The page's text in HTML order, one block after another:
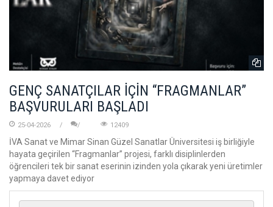
GENÇ SANATÇILAR İÇİN “FRAGMANLAR”
BAŞVURULARI BAŞLADI
25-04-2026 12409
İVA Sanat ve Mimar Sinan Güzel Sanatlar Üniversitesi iş birliğiyle
hayata geçirilen “Fragmanlar” projesi, farklı disiplinlerden
öğrencileri tek bir sanat eserinin izinden yola çıkarak yeni üretimler
yapmaya davet ediyor